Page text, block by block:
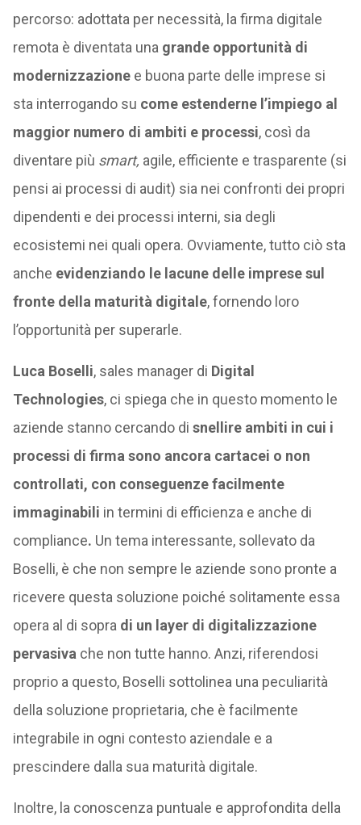
percorso: adottata per necessità, la firma digitale
remota è diventata una grande opportunità di
modernizzazione e buona parte delle imprese si
sta interrogando su come estenderne l’impiego al
maggior numero di ambiti e processi, così da
diventare più smart, agile, efficiente e trasparente (si
pensi ai processi di audit) sia nei confronti dei propri
dipendenti e dei processi interni, sia degli
ecosistemi nei quali opera. Ovviamente, tutto ciò sta
anche evidenziando le lacune delle imprese sul
fronte della maturità digitale, fornendo loro
l’opportunità per superarle.
Luca Boselli, sales manager di Digital
Technologies, ci spiega che in questo momento le
aziende stanno cercando di snellire ambiti in cui i
processi di firma sono ancora cartacei o non
controllati, con conseguenze facilmente
immaginabili in termini di efficienza e anche di
compliance. Un tema interessante, sollevato da
Boselli, è che non sempre le aziende sono pronte a
ricevere questa soluzione poiché solitamente essa
opera al di sopra di un layer di digitalizzazione
pervasiva che non tutte hanno. Anzi, riferendosi
proprio a questo, Boselli sottolinea una peculiarità
della soluzione proprietaria, che è facilmente
integrabile in ogni contesto aziendale e a
prescindere dalla sua maturità digitale.
Inoltre, la conoscenza puntuale e approfondita della